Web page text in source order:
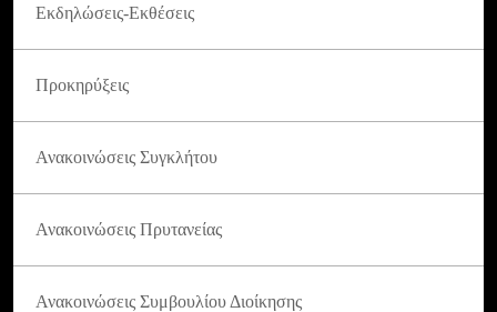
Εκδηλώσεις-Εκθέσεις
Προκηρύξεις
Ανακοινώσεις Συγκλήτου
Ανακοινώσεις Πρυτανείας
Ανακοινώσεις Συμβουλίου Διοίκησης